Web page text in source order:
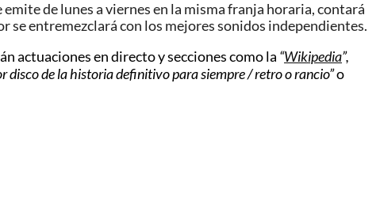
emite de lunes a viernes en la misma franja horaria, contará
se entremezclará con los mejores sonidos independientes.
actuaciones en directo y secciones como la “Wikipedia”,
disco de la historia definitivo para siempre / retro o rancio”o